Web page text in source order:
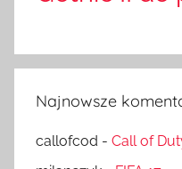
Najnowsze
callofcod - Call of